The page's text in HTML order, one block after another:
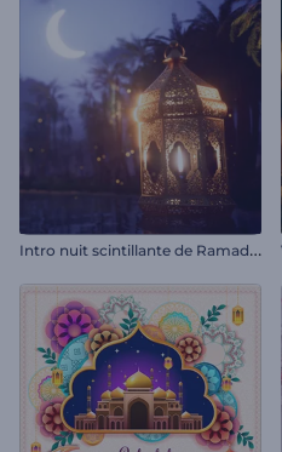
I
ntro nuit scintillante de Ramadan